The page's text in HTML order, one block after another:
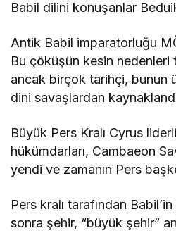
Babil dilini konuşanlar
Antik Babil imparatorluğu
Bu çöküşün kesin nedenleri
ancak birçok tarihçi, bunun
dini savaşlardan
Büyük Pers Kralı Cyrus
hükümdarları, Cambaeon
yendi ve zamanın Pers
Pers kralı tarafından
sonra şehir, “büyük şehir”